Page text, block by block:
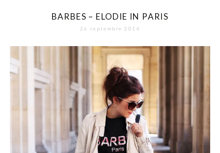
BARBES – ELODIE IN PARIS
26 septembre 2014